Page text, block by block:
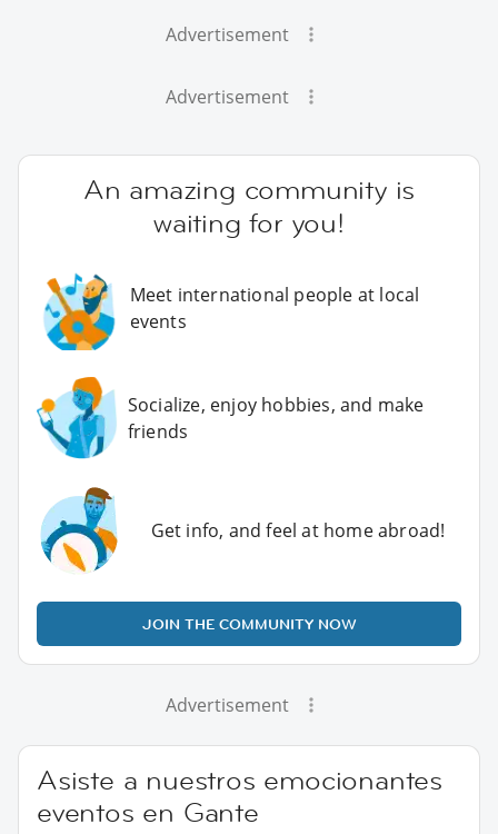
Advertisement
Advertisement
An amazing community is
waiting for you!
Meet international people at local
events
Socialize, enjoy hobbies, and make
friends
Get info, and feel at home abroad!
JOIN THE COMMUNITY NOW
Advertisement
Asiste a nuestros emocionantes
eventos en Gante